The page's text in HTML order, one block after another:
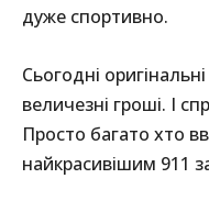
дуже спортивно.
Сьогодні
величезні гроші. І
Просто багато хто
найкрасивішим 911